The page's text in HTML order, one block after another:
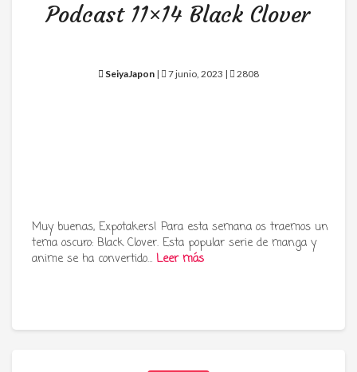
Podcast 11×14 Black Clover
SeiyaJapon | 7 junio, 2023 | 2808
Muy buenas, Expotakers! Para esta semana os traemos un
tema oscuro: Black Clover. Esta popular serie de manga y
anime se ha convertido… Leer más